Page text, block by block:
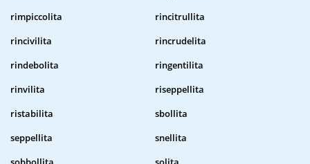
rimpiccolita
rincitrullita
rincivilita
rincrudelita
rindebolita
ringentilita
rinvilita
riseppellita
ristabilita
sbollita
seppellita
snellita